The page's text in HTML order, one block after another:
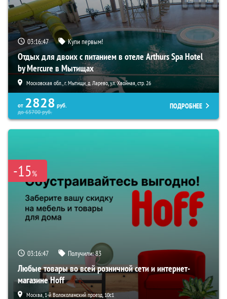
03:16:45 Купи первым!
Отдых для двоих с питанием в отеле Arthurs Spa Hotel
by Mercure в Мытищах
Московская обл., г. Мытищи, д. Ларево, ул. Хвойная, стр. 26
от 2828 руб.
до65700руб.
ПОДРОБНЕЕ
-15%
03:16:45 Получили:83
Любые товары во всей розничной сети и интернет-
магазине Hoff
Москва, 1-й Волоколамский проезд, 10с1